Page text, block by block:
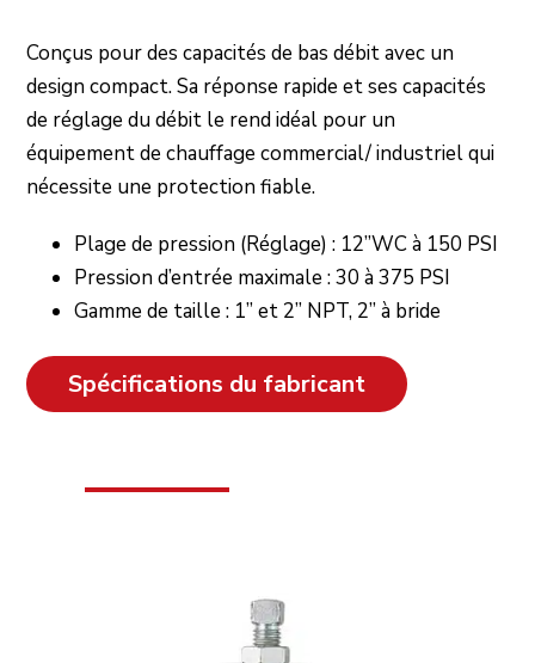
Conçus pour des capacités de bas débit avec un
design compact. Sa réponse rapide et ses capacités
de réglage du débit le rend idéal pour un
équipement de chauffage commercial/ industriel qui
nécessite une protection fiable.
Plage de pression (Réglage) : 12”WC à 150 PSI
Pression d’entrée maximale : 30 à 375 PSI
Gamme de taille : 1” et 2” NPT, 2” à bride
Spécifications du fabricant